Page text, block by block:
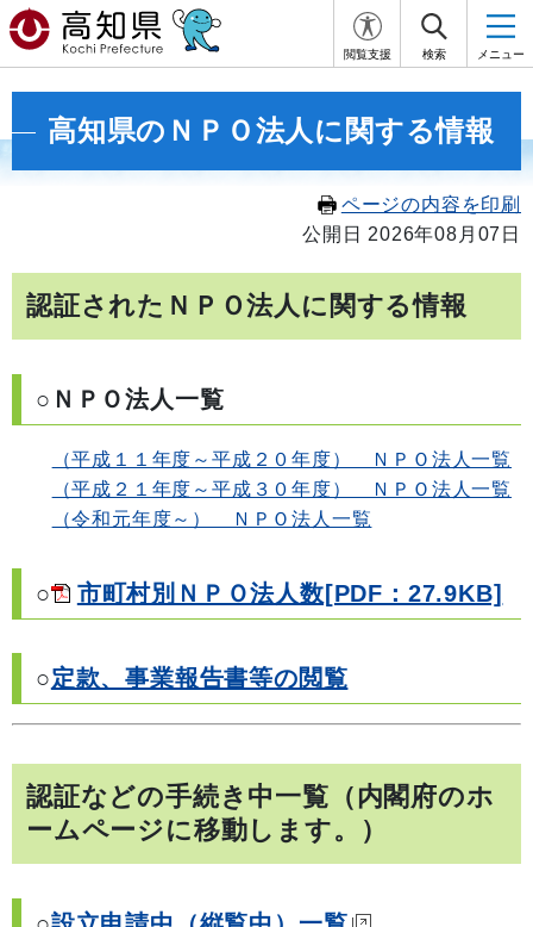
閲覧支援 検索 メニュー
高知県のＮＰＯ法人に関する情報
ページの内容を印刷
公開日 2026年08月07日
認証されたＮＰＯ法人に関する情報
○ＮＰＯ法人一覧
（平成１１年度～平成２０年度） ＮＰＯ法人一覧
（平成２１年度～平成３０年度） ＮＰＯ法人一覧
（令和元年度～） ＮＰＯ法人一覧
○ 市町村別ＮＰＯ法人数[PDF：27.9KB]
○定款、事業報告書等の閲覧
認証などの手続き中一覧（内閣府のホ
ームページに移動します。）